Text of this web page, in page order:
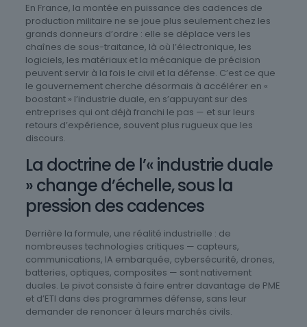
En France, la montée en puissance des cadences de
production militaire ne se joue plus seulement chez les
grands donneurs d’ordre : elle se déplace vers les
chaînes de sous-traitance, là où l’électronique, les
logiciels, les matériaux et la mécanique de précision
peuvent servir à la fois le civil et la défense. C’est ce que
le gouvernement cherche désormais à accélérer en «
boostant » l’industrie duale, en s’appuyant sur des
entreprises qui ont déjà franchi le pas — et sur leurs
retours d’expérience, souvent plus rugueux que les
discours.
La doctrine de l’« industrie duale
» change d’échelle, sous la
pression des cadences
Derrière la formule, une réalité industrielle : de
nombreuses technologies critiques — capteurs,
communications, IA embarquée, cybersécurité, drones,
batteries, optiques, composites — sont nativement
duales. Le pivot consiste à faire entrer davantage de PME
et d’ETI dans des programmes défense, sans leur
demander de renoncer à leurs marchés civils.